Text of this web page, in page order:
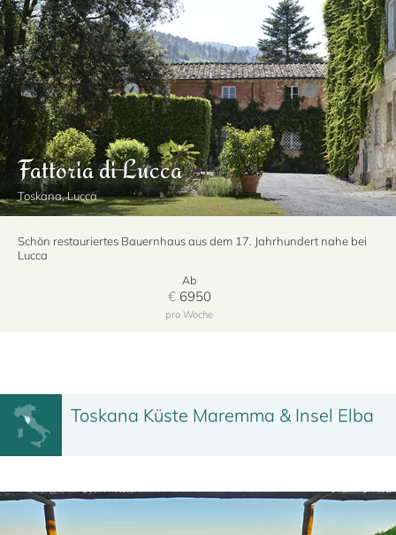
Fattoria di Lucca
Toskana, Lucca
Schön restauriertes Bauernhaus aus dem 17. Jahrhundert nahe bei
Lucca
Ab
€6950
pro Woche
Toskana Küste Maremma & Insel Elba